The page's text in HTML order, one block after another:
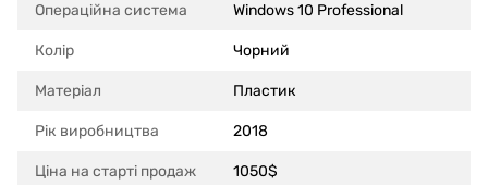
Операційна система Windows 10 Professional
Колір Чорний
Матеріал Пластик
Рік виробництва 2018
Ціна на старті продаж 1050$